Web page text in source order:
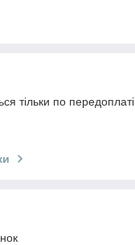
тільки по передоплаті.